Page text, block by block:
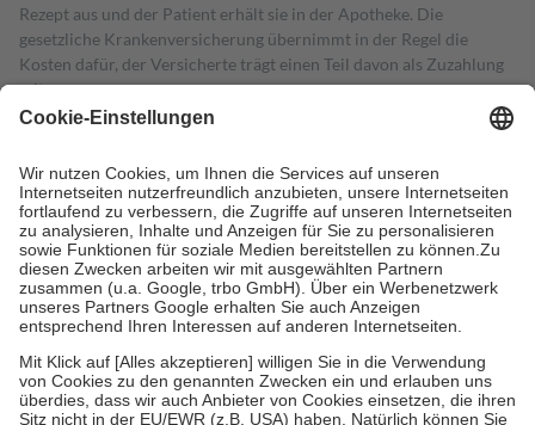
Rezept aus und der Patient erhält sie in der Apotheke. Die
gesetzliche Krankenversicherung übernimmt in der Regel die
Kosten dafür, der Versicherte trägt einen Teil davon als Zuzahlung
mit.
Grundsätzlich leisten Mitglieder Zuzahlungen in Höhe von zehn
höchstens zehn Euro.
Es sind jedoch nie mehr als die tatsächlichen
Kosten der Leistung zu entrichten.
Diese Regeln gelten grundsätzlich auch für Online-Apotheken.
Bei Heilmitteln und häuslicher Krankenpflege beträgt die
Zuzahlung zehn Prozent der Kosten sowie zehn Euro je
Verordnung.
Um das Engagement der Versicherten für ihre eigene Gesundheit zu
stärken und die besondere Stellung der Familie zu unterstützen,
fallenkeine Zuzahlungenan bei:
• Kindern und Jugendlichen bis zum vollendeten 18. Lebensjahr
mit Ausnahme der Fahrkosten